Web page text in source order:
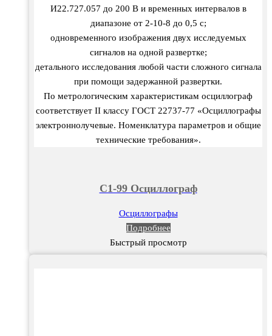
И22.727.057 до 200 В и временных интервалов в
диапазоне от 2-10-8 до 0,5 с;
одновременного изображения двух исследуемых
сигналов на одной развертке;
детального исследования любой части сложного сигнала
при помощи задержанной развертки.
По метрологическим характеристикам осциллограф
соот­ветствует II классу ГОСТ 22737-77 «Осциллографы
электроннолучевые. Номенклатура параметров и общие
технические тре­бования».
C1-99 Осциллограф
Осциллографы
Подробнее
Быстрый просмотр